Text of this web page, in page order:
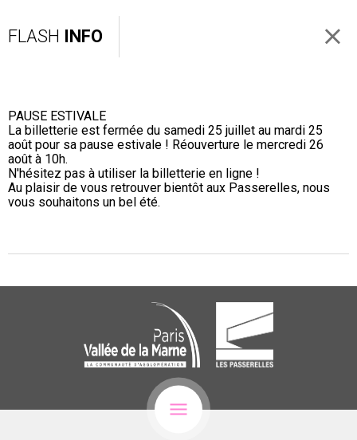
FLASH INFO
PAUSE ESTIVALE
La billetterie est fermée du samedi 25 juillet au mardi 25
août pour sa pause estivale ! Réouverture le mercredi 26
août à 10h.
N'hésitez pas à utiliser la billetterie en ligne !
Au plaisir de vous retrouver bientôt aux Passerelles, nous
vous souhaitons un bel été.